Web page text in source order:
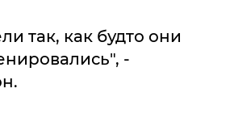
так, как будто они
-